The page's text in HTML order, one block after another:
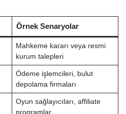
Örnek Senaryolar
Mahkeme kararı veya resmi
kurum talepleri
Ödeme işlemcileri, bulut
depolama firmaları
Oyun sağlayıcıları, affiliate
programlar